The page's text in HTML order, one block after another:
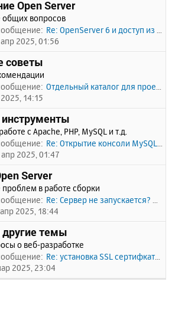
Open Server
вопросов
Re: OpenServer 6 и доступ из …
апр 2025, 01:56
советы
Отдельный каталог для проекто…
2025, 14:15
с Apache, PHP, MySQL и т.д.
Re: Открытие консоли MySQL по…
апр 2025, 01:47
Server
в работе сборки
Re: Сервер не запускается? Пи…
апр 2025, 18:44
темы
о веб-разработке
Re: установка SSL сертифката
2025, 23:04